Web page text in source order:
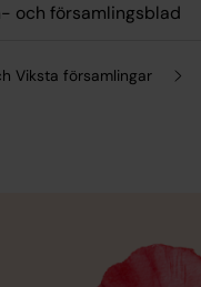
och församlingsblad
Viksta församlingar